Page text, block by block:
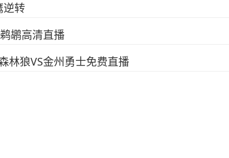
逆转
鹕高清直播
林狼VS金州勇士免费直播